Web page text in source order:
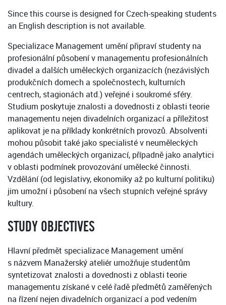
Since this course is designed for Czech-speaking students
an English description is not available.
Specializace Management umění připraví studenty na
profesionální působení v managementu profesionálních
divadel a dalších uměleckých organizacích (nezávislých
produkčních domech a společnostech, kulturních
centrech, stagionách atd.) veřejné i soukromé sféry.
Studium poskytuje znalosti a dovednosti z oblasti teorie
managementu nejen divadelních organizací a příležitost
aplikovat je na příklady konkrétních provozů. Absolventi
mohou působit také jako specialisté v neuměleckých
agendách uměleckých organizací, případně jako analytici
v oblasti podmínek provozování umělecké činnosti.
Vzdělání (od legislativy, ekonomiky až po kulturní politiku)
jim umožní i působení na všech stupních veřejné správy
kultury.
STUDY OBJECTIVES
Hlavní předmět specializace Management umění
s názvem Manažerský ateliér umožňuje studentům
syntetizovat znalosti a dovednosti z oblasti teorie
managementu získané v celé řadě předmětů zaměřených
na řízení nejen divadelních organizací a pod vedením